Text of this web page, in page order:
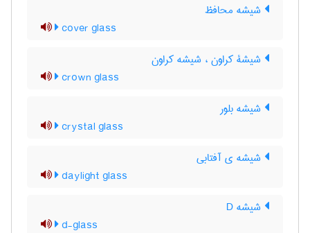
شیشه محافظ
cover glass
شیشۀ کراون ، شیشه کراون
crown glass
شیشه بلور
crystal glass
شیشه ی آفتابی
daylight glass
شیشه D
d-glass